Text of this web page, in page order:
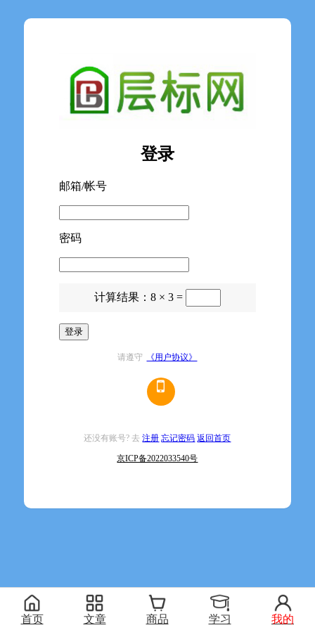
登录
邮箱/帐号
密码
计算结果：8 × 3 =
登录
请遵守 《用户协议》
还没有账号? 去注册 忘记密码 返回首页
京ICP备2022033540号
首页 文章 商品 学习 我的